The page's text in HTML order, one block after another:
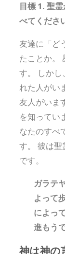
目標 1. 聖
べてくださ
友達に「ど
たことか。
す。 しか
れた人がい
友人がいま
を知ってい
なたのすべ
す。 彼は聖
です。
ガラテ
よって
によっ
進もう
神は神の